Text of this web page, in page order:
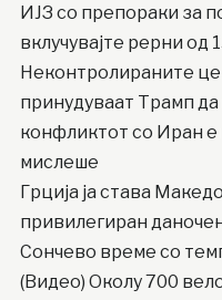
ИЈЗ со препораки за
вклучувајте рерни од
Неконтролираните
принудуваат Трамп да
конфликтот со Иран е
мислеше
Грција ја става
привилегиран
Сончево време со
(Видео) Околу 700